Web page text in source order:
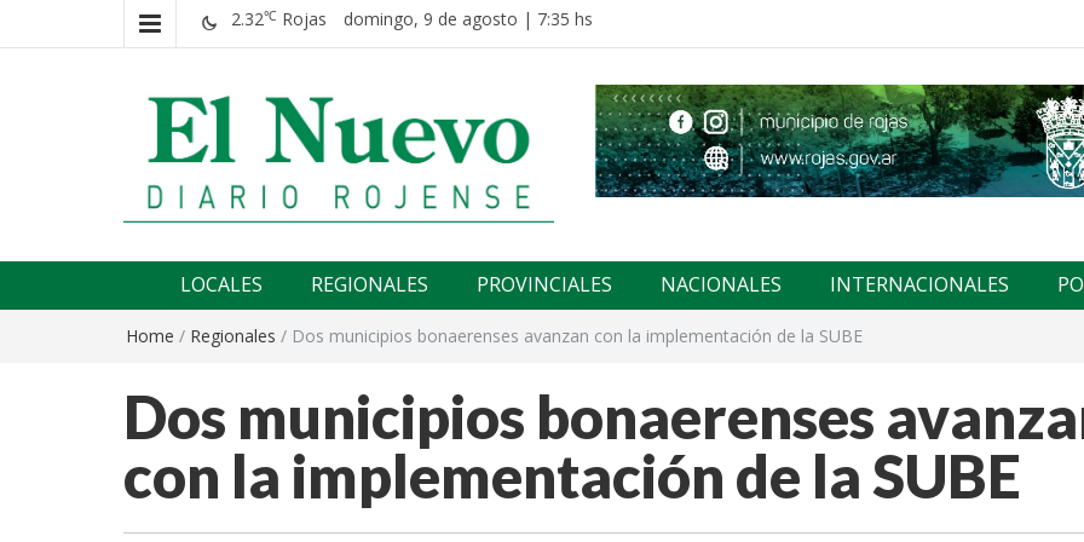
2.32℃ Rojas domingo, 9 de agosto | 7:35 hs
El nuevo rojense
LOCALES REGIONALES PROVINCIALES NACIONALES INTERNACIONALES
Home / Regionales / Dos municipios bonaerenses avanzan con la implementación de la SUBE
Dos municipios bonaerenses
con la implementación de la SUBE